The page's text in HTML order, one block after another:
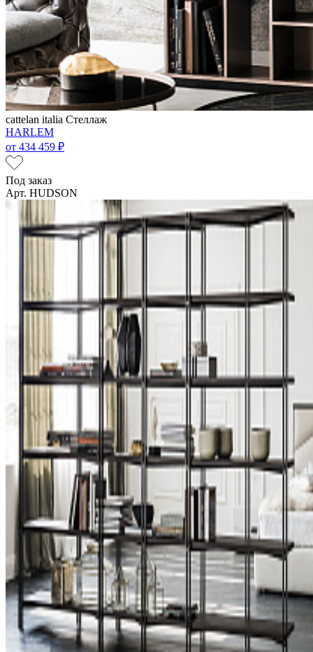
cattelan italia Стеллаж
HARLEM
от 434 459 ₽
Под заказ
Арт. HUDSON